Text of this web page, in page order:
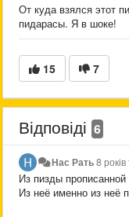
От куда взялся этот
пидарасы. Я в шоке!
15 7
Відповіді 6
Нас Рать8
Из пизды
Из неё именно из неё